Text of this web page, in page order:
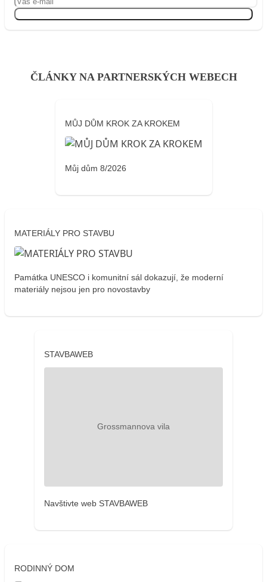
ČLÁNKY NA PARTNERSKÝCH WEBECH
MŮJ DŮM KROK ZA KROKEM
Můj dům 8/2026
MATERIÁLY PRO STAVBU
Památka UNESCO i komunitní sál dokazují, že moderní
materiály nejsou jen pro novostavby
STAVBAWEB
Navštivte web STAVBAWEB
RODINNÝ DOM